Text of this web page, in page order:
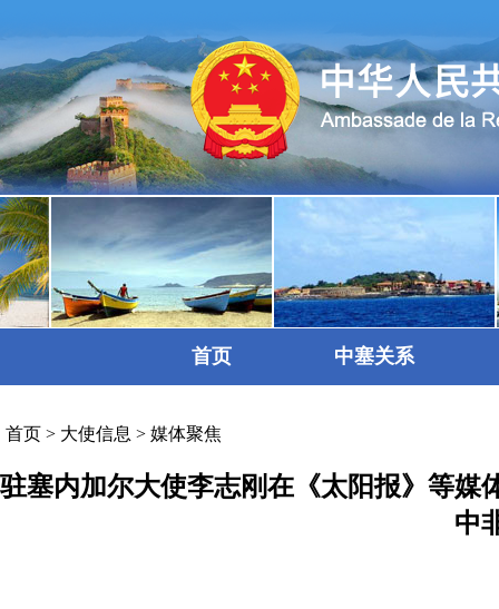
首页 中塞关系
首页 > 大使信息 > 媒体聚焦
驻塞内加尔大使李志刚在《太阳报》等
中